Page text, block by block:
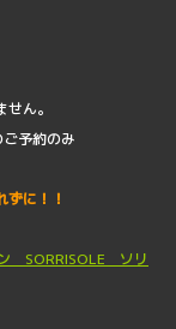
ん。
予約のみ
に！！
SORRISOLE ソリ